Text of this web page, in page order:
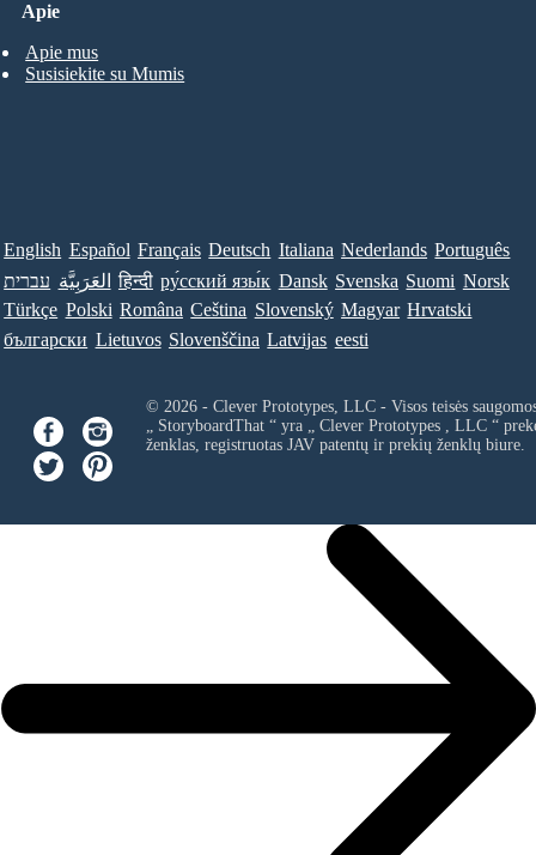
Apie
Apie mus
Susisiekite su Mumis
English Español Français Deutsch Italiana Nederlands Português
עברית العَرَبِيَّة हिन्दी ру́сский язы́к Dansk Svenska Suomi Norsk
Türkçe Polski Româna Ceština Slovenský Magyar Hrvatski
български Lietuvos Slovenščina Latvijas eesti
© 2026 - Clever Prototypes, LLC - Visos teisės
„ StoryboardThat “ yra „ Clever Prototypes , LLC“
ženklas, registruotas JAV patentų ir prekių ženklų biure.